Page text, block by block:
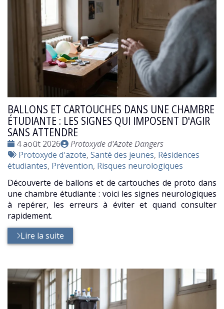
BALLONS ET CARTOUCHES DANS UNE CHAMBRE
ÉTUDIANTE : LES SIGNES QUI IMPOSENT D'AGIR
SANS ATTENDRE
Date
:
4 août 2026
Publié
par
Protoxyde d'Azote Dangers
Tags
:
Protoxyde d'azote, Santé des jeunes, Résidences
étudiantes, Prévention, Risques neurologiques
Découverte de ballons et de cartouches de proto dans
une chambre étudiante : voici les signes neurologiques
à repérer, les erreurs à éviter et quand consulter
rapidement.
Lire la suite